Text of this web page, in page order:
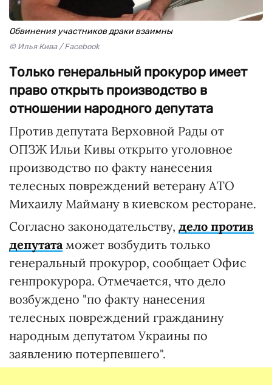
Обвинения участников драки взаимны
© Илья Кива / Facebook
Только генеральный прокурор имеет
право открыть производство в
отношении народного депутата
Против депутата Верховной Рады от
ОПЗЖ Ильи Кивы открыто уголовное
производство по факту нанесения
телесных повреждений ветерану АТО
Михаилу Майману в киевском ресторане.
Согласно законодательству, дело против
депутата может возбудить только
генеральный прокурор, сообщает Офис
генпрокурора. Отмечается, что дело
возбуждено "по факту нанесения
телесных повреждений гражданину
народным депутатом Украины по
заявлению потерпевшего".